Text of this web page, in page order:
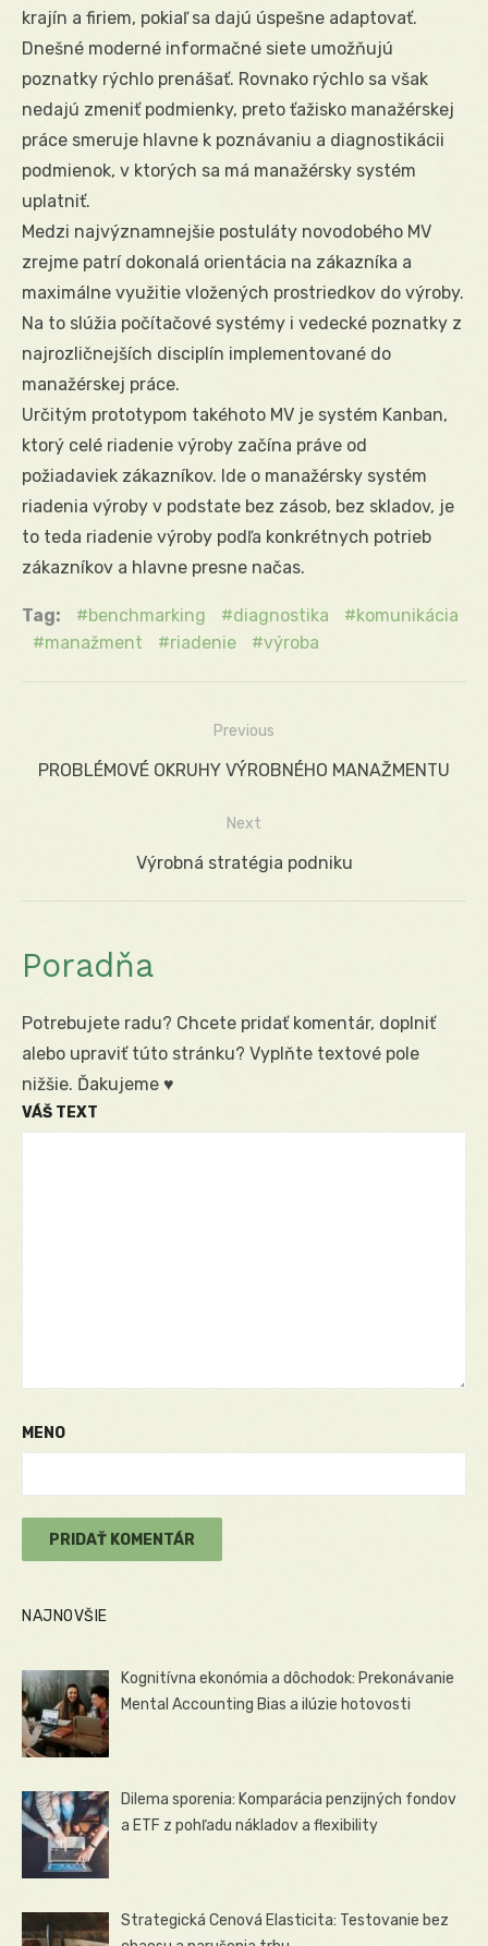
krajín a firiem, pokiaľ sa dajú úspešne adaptovať.
Dnešné moderné informačné siete umožňujú
poznatky rýchlo prenášať. Rovnako rýchlo sa však
nedajú zmeniť podmienky, preto ťažisko manažérskej
práce smeruje hlavne k poznávaniu a diagnostikácii
podmienok, v ktorých sa má manažérsky systém
uplatniť.
Medzi najvýznamnejšie postuláty novodobého MV
zrejme patrí dokonalá orientácia na zákazníka a
maximálne využitie vložených prostriedkov do výroby.
Na to slúžia počítačové systémy i vedecké poznatky z
najrozličnejších disciplín implementované do
manažérskej práce.
Určitým prototypom takéhoto MV je systém Kanban,
ktorý celé riadenie výroby začína práve od
požiadaviek zákazníkov. Ide o manažérsky systém
riadenia výroby v podstate bez zásob, bez skladov, je
to teda riadenie výroby podľa konkrétnych potrieb
zákazníkov a hlavne presne načas.
Tag: benchmarking diagnostika
komunikácia
manažment
riadenie výroba
Navigácia
Previous
Previous
PROBLÉMOVÉ OKRUHY VÝROBNÉHO MANAŽMENTU
Next
Next
Výrobná stratégia podniku
Poradňa
Potrebujete radu? Chcete pridať komentár, doplniť
alebo upraviť túto stránku? Vyplňte textové pole
nižšie. Ďakujeme ♥
VÁŠ TEXT
MENO
NAJNOVŠIE
Kognitívna ekonómia a dôchodok: Prekonávanie
Mental Accounting Bias a ilúzie hotovosti
Dilema sporenia: Komparácia penzijných fondov
a ETF z pohľadu nákladov a flexibility
Strategická Cenová Elasticita: Testovanie bez